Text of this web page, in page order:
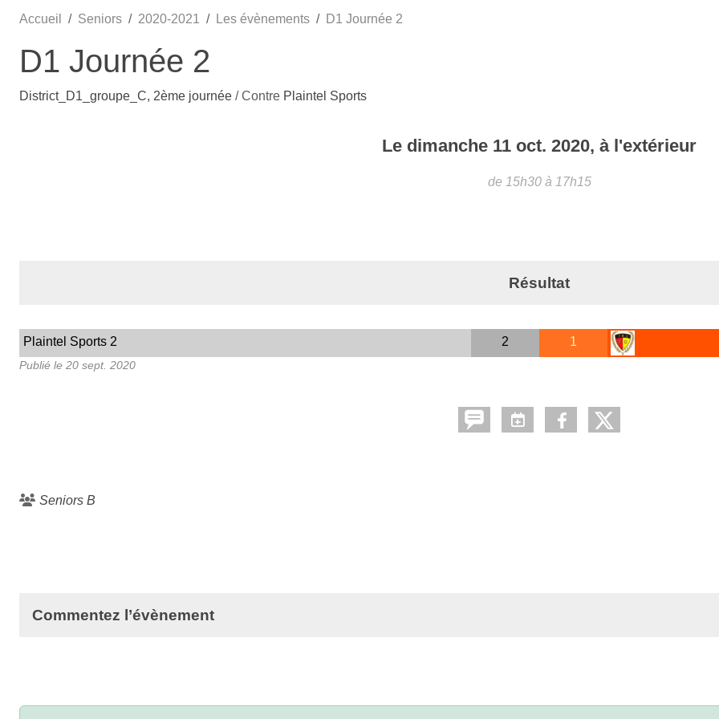
Accueil Seniors 2020-2021 Les évènements D1 Journée 2
D1 Journée 2
District_D1_groupe_C, 2ème journée / Contre Plaintel Sports
Le dimanche 11 oct. 2020, à l'extérieur
de 15h30 à 17h15
Résultat
Plaintel Sports 2 2 1
Publié le 20 sept. 2020
Seniors B
Commentez l’évènement